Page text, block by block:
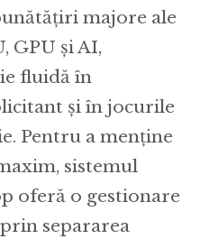
majore ale
GPU și AI,
fluidă în
și în jocurile
Pentru a menține
sistemul
oferă o gestionare
separarea